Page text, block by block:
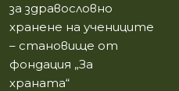
за здравословно
хранене на учениците
– становище от
фондация „За
храната“